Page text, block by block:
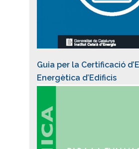
Guia per la Certificació
Energètica d’Edificis